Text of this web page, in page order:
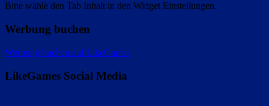
Bitte wähle den Tab Inhalt in den Widget Einstellungen.
Werbung buchen
Werbung buchen auf LikeGames
LikeGames Social Media